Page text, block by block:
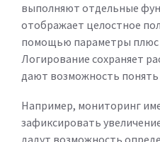
выполняют отдельные
отображает целостное
помощью параметры плюс
Логирование сохраняет
дают возможность понять
Например, мониторинг
зафиксировать
дадут возможность